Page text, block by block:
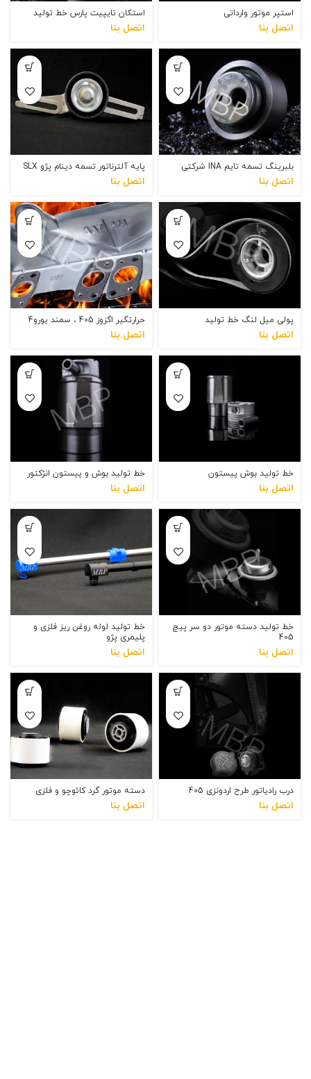
اتصل بنا اتصل بنا
بلبرینگ تسمه تایم INA شرکتی
اتصل بنا اتصل بنا
پولی میل لنگ خط تولید
اتصل بنا
حرارتگیر اگزوز 405 ، سمند یورو4
اتصل بنا
اتصل بنا
خط تولید بوش و پیستون انژکتور
اتصل بنا
خط تولید دسته موتور دو سر پیچ
405
اتصل بنا
پلیمری پژو
اتصل بنا
درب رادیاتور طرح اردونزی 405
اتصل بنا
دسته موتور گرد کائوچو و فلزی
اتصل بنا